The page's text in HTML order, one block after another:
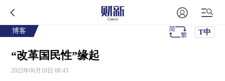
博客 T中
“改革国民性”缘起
2022年06月18日 08:43